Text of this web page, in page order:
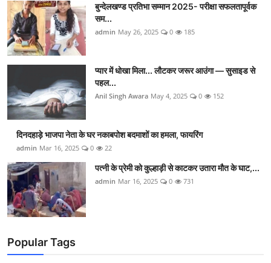
बुन्देलखण्ड प्रतिभा सम्मान 2025- परीक्षा सफलतापूर्वक
सम...
admin May 26, 2025 0 185
प्यार में धोखा मिला... लौटकर जरूर आउंगा — सुसाइड से
पहल...
Anil Singh Awara May 4, 2025 0 152
दिनदहाड़े भाजपा नेता के घर नकाबपोश बदमाशों का हमला, फायरिंग
admin Mar 16, 2025 0 22
पत्नी के प्रेमी को कुल्हाड़ी से काटकर उतारा मौत के घाट,...
admin Mar 16, 2025 0 731
Popular Tags